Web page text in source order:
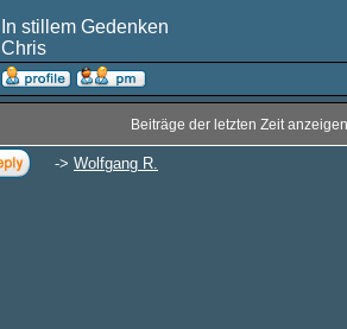
In stillem Gedenken
Chris
Beiträge der letzten Zeit
-> Wolfgang R.